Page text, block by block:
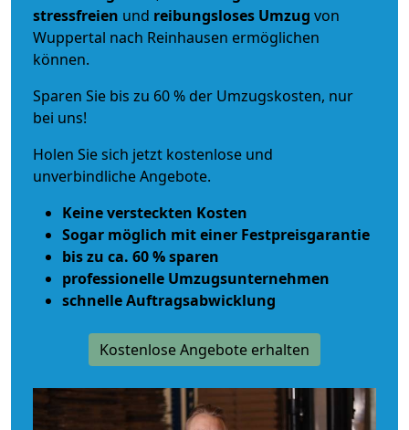
stressfreien und reibungsloses Umzug von
Wuppertal nach Reinhausen ermöglichen
können.
Sparen Sie bis zu 60 % der Umzugskosten, nur
bei uns!
Holen Sie sich jetzt kostenlose und
unverbindliche Angebote.
Keine versteckten Kosten
Sogar möglich mit einer Festpreisgarantie
bis zu ca. 60 % sparen
professionelle Umzugsunternehmen
schnelle Auftragsabwicklung
Kostenlose Angebote erhalten